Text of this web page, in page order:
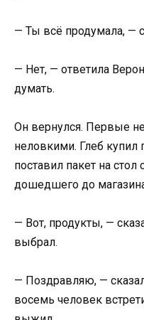
— Ты всё продумала, —
— Нет, — ответила
думать.
Он вернулся. Первые
неловкими. Глеб купил
поставил пакет на
дошедшего до
— Вот, продукты, —
выбрал.
— Поздравляю, —
восемь человек